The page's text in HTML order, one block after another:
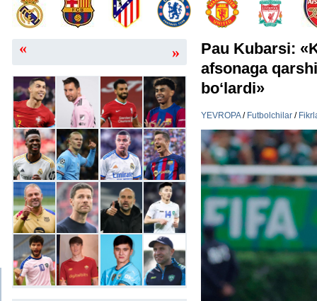
« »
Pau Kubarsi:
afsonaga
bo‘lardi»
YEVROPA/ Futbolchilar /